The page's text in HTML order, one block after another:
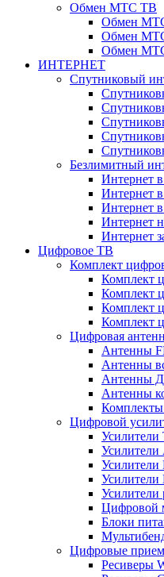
Обмен МТС ТВ
Обмен МТС
Обмен МТС
Обмен
ИНТЕРНЕТ
Спутниковый
Безлимитный
Интернет
Интернет
Интернет
Интернет
Интернет
Цифровое ТВ
Комплект
Комплект
Комплект
Комплект
Комплект
Цифровая
Антенны
Антенны
Антенны
Антенны
Комплекты
Цифровой
Усилители
Усилители
Цифровой
Блоки
Цифровые
Ресиверы